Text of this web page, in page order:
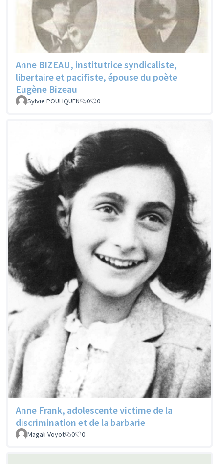
Anne BIZEAU, institutrice syndicaliste,
libertaire et pacifiste, épouse du poète
Eugène Bizeau
Sylvie POULIQUEN 0 0
Anne Frank, adolescente victime de la
discrimination et de la barbarie
Magali Voyot 0 0